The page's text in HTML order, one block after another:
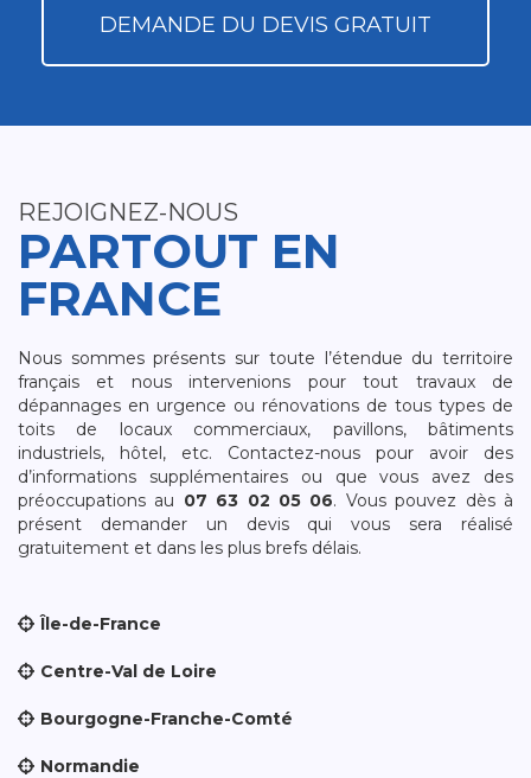
DEMANDE DU DEVIS GRATUIT
REJOIGNEZ-NOUS
PARTOUT EN
FRANCE
Nous sommes présents sur toute l’étendue du territoire
français et nous intervenions pour tout travaux de
dépannages en urgence ou rénovations de tous types de
toits de locaux commerciaux, pavillons, bâtiments
industriels, hôtel, etc. Contactez-nous pour avoir des
d’informations supplémentaires ou que vous avez des
préoccupations au 07 63 02 05 06. Vous pouvez dès à
présent demander un devis qui vous sera réalisé
gratuitement et dans les plus brefs délais.
Île-de-France
Centre-Val de Loire
Bourgogne-Franche-Comté
Normandie